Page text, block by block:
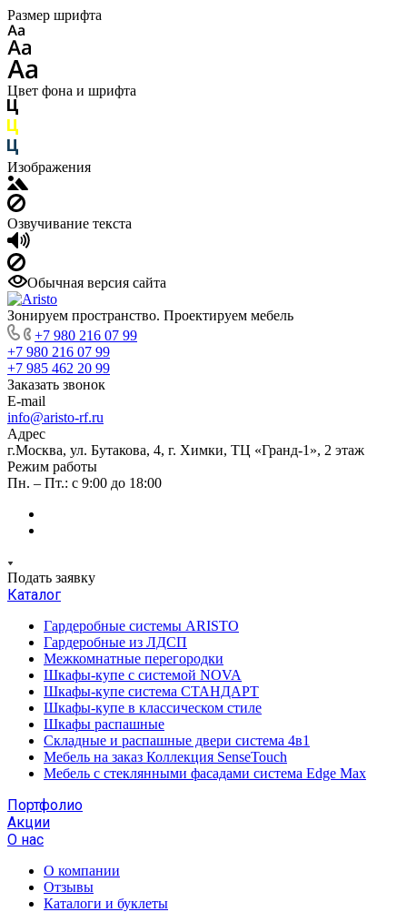
Размер шрифта
Цвет фона и шрифта
Изображения
Озвучивание текста
Обычная версия сайта
Зонируем пространство. Проектируем мебель
+7 980 216 07 99
+7 980 216 07 99
+7 985 462 20 99
Заказать звонок
E-mail
info@aristo-rf.ru
Адрес
г.Москва, ул. Бутакова, 4, г. Химки, ТЦ «Гранд-1», 2 этаж
Режим работы
Пн. – Пт.: с 9:00 до 18:00
Подать заявку
Каталог
Гардеробные системы ARISTO
Гардеробные из ЛДСП
Межкомнатные перегородки
Шкафы-купе с системой NOVA
Шкафы-купе система СТАНДАРТ
Шкафы-купе в классическом стиле
Шкафы распашные
Складные и распашные двери система 4в1
Мебель на заказ Коллекция SenseTouch
Мебель с стеклянными фасадами система Edge Max
Портфолио
Акции
О нас
О компании
Отзывы
Каталоги и буклеты